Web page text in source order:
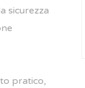
sicurezza
pratico,